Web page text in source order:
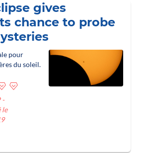
gives
chance to probe
pour
du soleil.
-
le